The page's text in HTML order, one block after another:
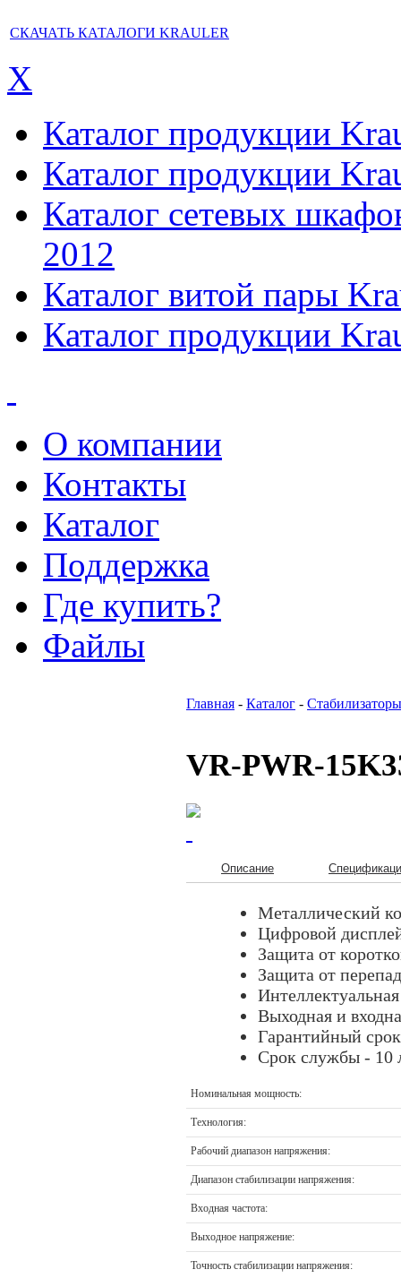
СКАЧАТЬ КАТАЛОГИ KRAULER
X
Каталог продукции
Каталог продукции
Каталог сетевых
2012
Каталог витой пары
Каталог продукции
О компании
Контакты
Каталог
Поддержка
Где купить?
Файлы
Главная - Каталог -
VR-PWR-
Описание
Металлический
Цифровой
Защита от
Защита от
Выходная и
Гарантийный
Срок службы - 10
Номинальная мощность:
Технология:
Рабочий диапазон напряжения:
Диапазон стабилизации напряжения:
Входная частота:
Выходное напряжение:
Точность стабилизации напряжения: